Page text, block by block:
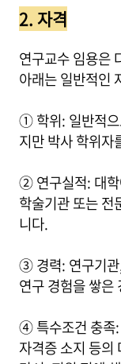
2. 자격
연구교수 임용은
아래는 일반적인
① 학위: 일반적으
지만 박사 학위자
② 연구실적: 대학
학술기관 또는 전
니다.
③ 경력: 연구기관
연구 경험을 쌓은
④ 특수조건 충족:
자격증 소지 등의